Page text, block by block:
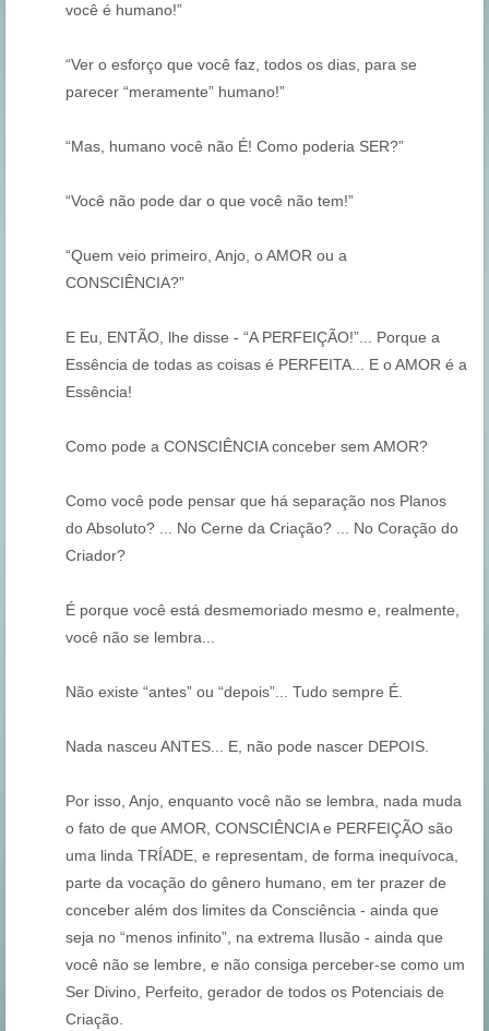
você é humano!”
“Ver o esforço que você faz, todos os dias, para se
parecer “meramente” humano!”
“Mas, humano você não É! Como poderia SER?”
“Você não pode dar o que você não tem!”
“Quem veio primeiro, Anjo, o AMOR ou a
CONSCIÊNCIA?”
E Eu, ENTÃO, lhe disse - “A PERFEIÇÃO!”... Porque a
Essência de todas as coisas é PERFEITA... E o AMOR é a
Essência!
Como pode a CONSCIÊNCIA conceber sem AMOR?
Como você pode pensar que há separação nos Planos
do Absoluto? ... No Cerne da Criação? ... No Coração do
Criador?
É porque você está desmemoriado mesmo e, realmente,
você não se lembra...
Não existe “antes” ou “depois”... Tudo sempre É.
Nada nasceu ANTES... E, não pode nascer DEPOIS.
Por isso, Anjo, enquanto você não se lembra, nada muda
o fato de que AMOR, CONSCIÊNCIA e PERFEIÇÃO são
uma linda TRÍADE, e representam, de forma inequívoca,
parte da vocação do gênero humano, em ter prazer de
conceber além dos limites da Consciência - ainda que
seja no “menos infinito”, na extrema Ilusão - ainda que
você não se lembre, e não consiga perceber-se como um
Ser Divino, Perfeito, gerador de todos os Potenciais de
Criação.